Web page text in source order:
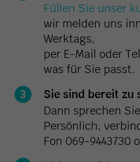
Füllen Sie unser
wir melden uns
Werktags,
per E-Mail oder
was für Sie passt.
Sie sind bereit zu
Dann sprechen
Persönlich,
Fon 069-9443730